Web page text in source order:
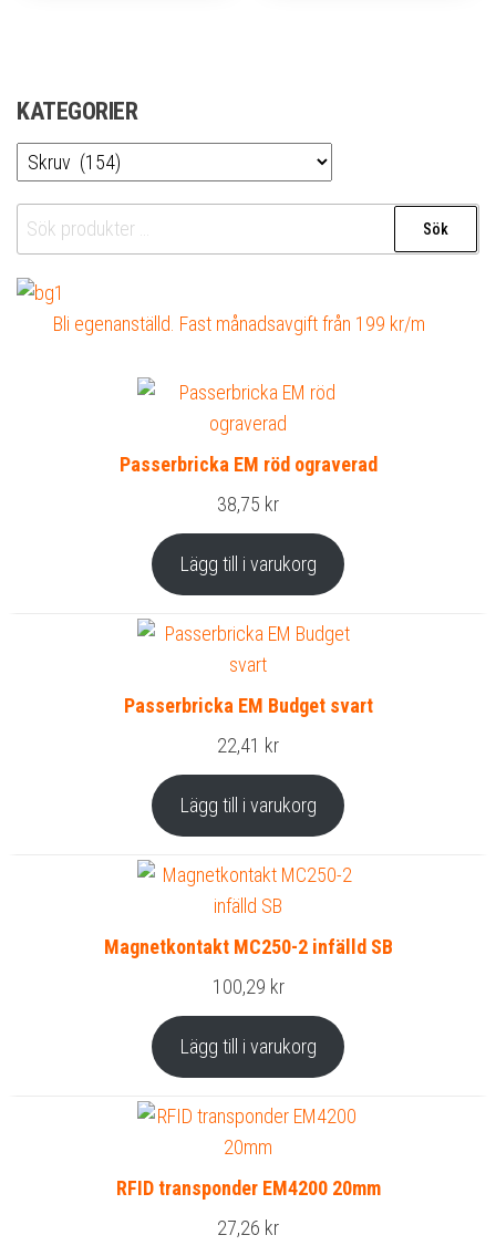
KATEGORIER
Sök
efter:
Sök
Bli egenanställd. Fast månadsavgift från 199 kr/m
Passerbricka EM röd ograverad
38,75 kr
Lägg till i varukorg
Passerbricka EM Budget svart
22,41 kr
Lägg till i varukorg
Magnetkontakt MC250-2 infälld SB
100,29 kr
Lägg till i varukorg
RFID transponder EM4200 20mm
27,26 kr